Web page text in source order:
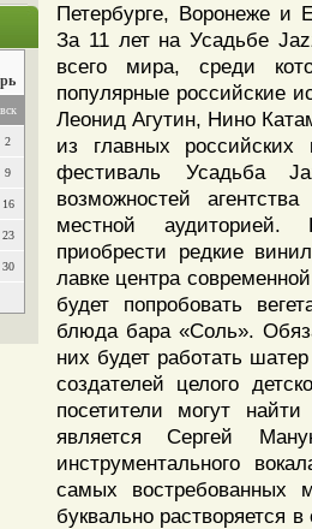
вск
2
9
16
23
30
Петербурге, Воронеже и
За 11 лет на Усадьбе
всего мира, среди
популярные российские
Леонид Агутин, Нино
из главных российских
фестиваль Усадьба
возможностей
местной
приобрести редкие
лавке центра
будет попробовать
блюда бара «Соль».
них будет работать
создателей целого
посетители могут
является Сергей
инструментального
самых востребованных
буквально растворяется